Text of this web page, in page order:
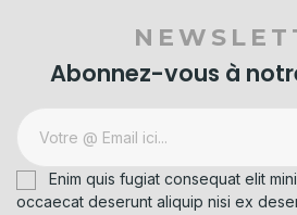
Abonnez-vous à
Enim quis fugiat consequat elit
occaecat deserunt aliquip nisi ex